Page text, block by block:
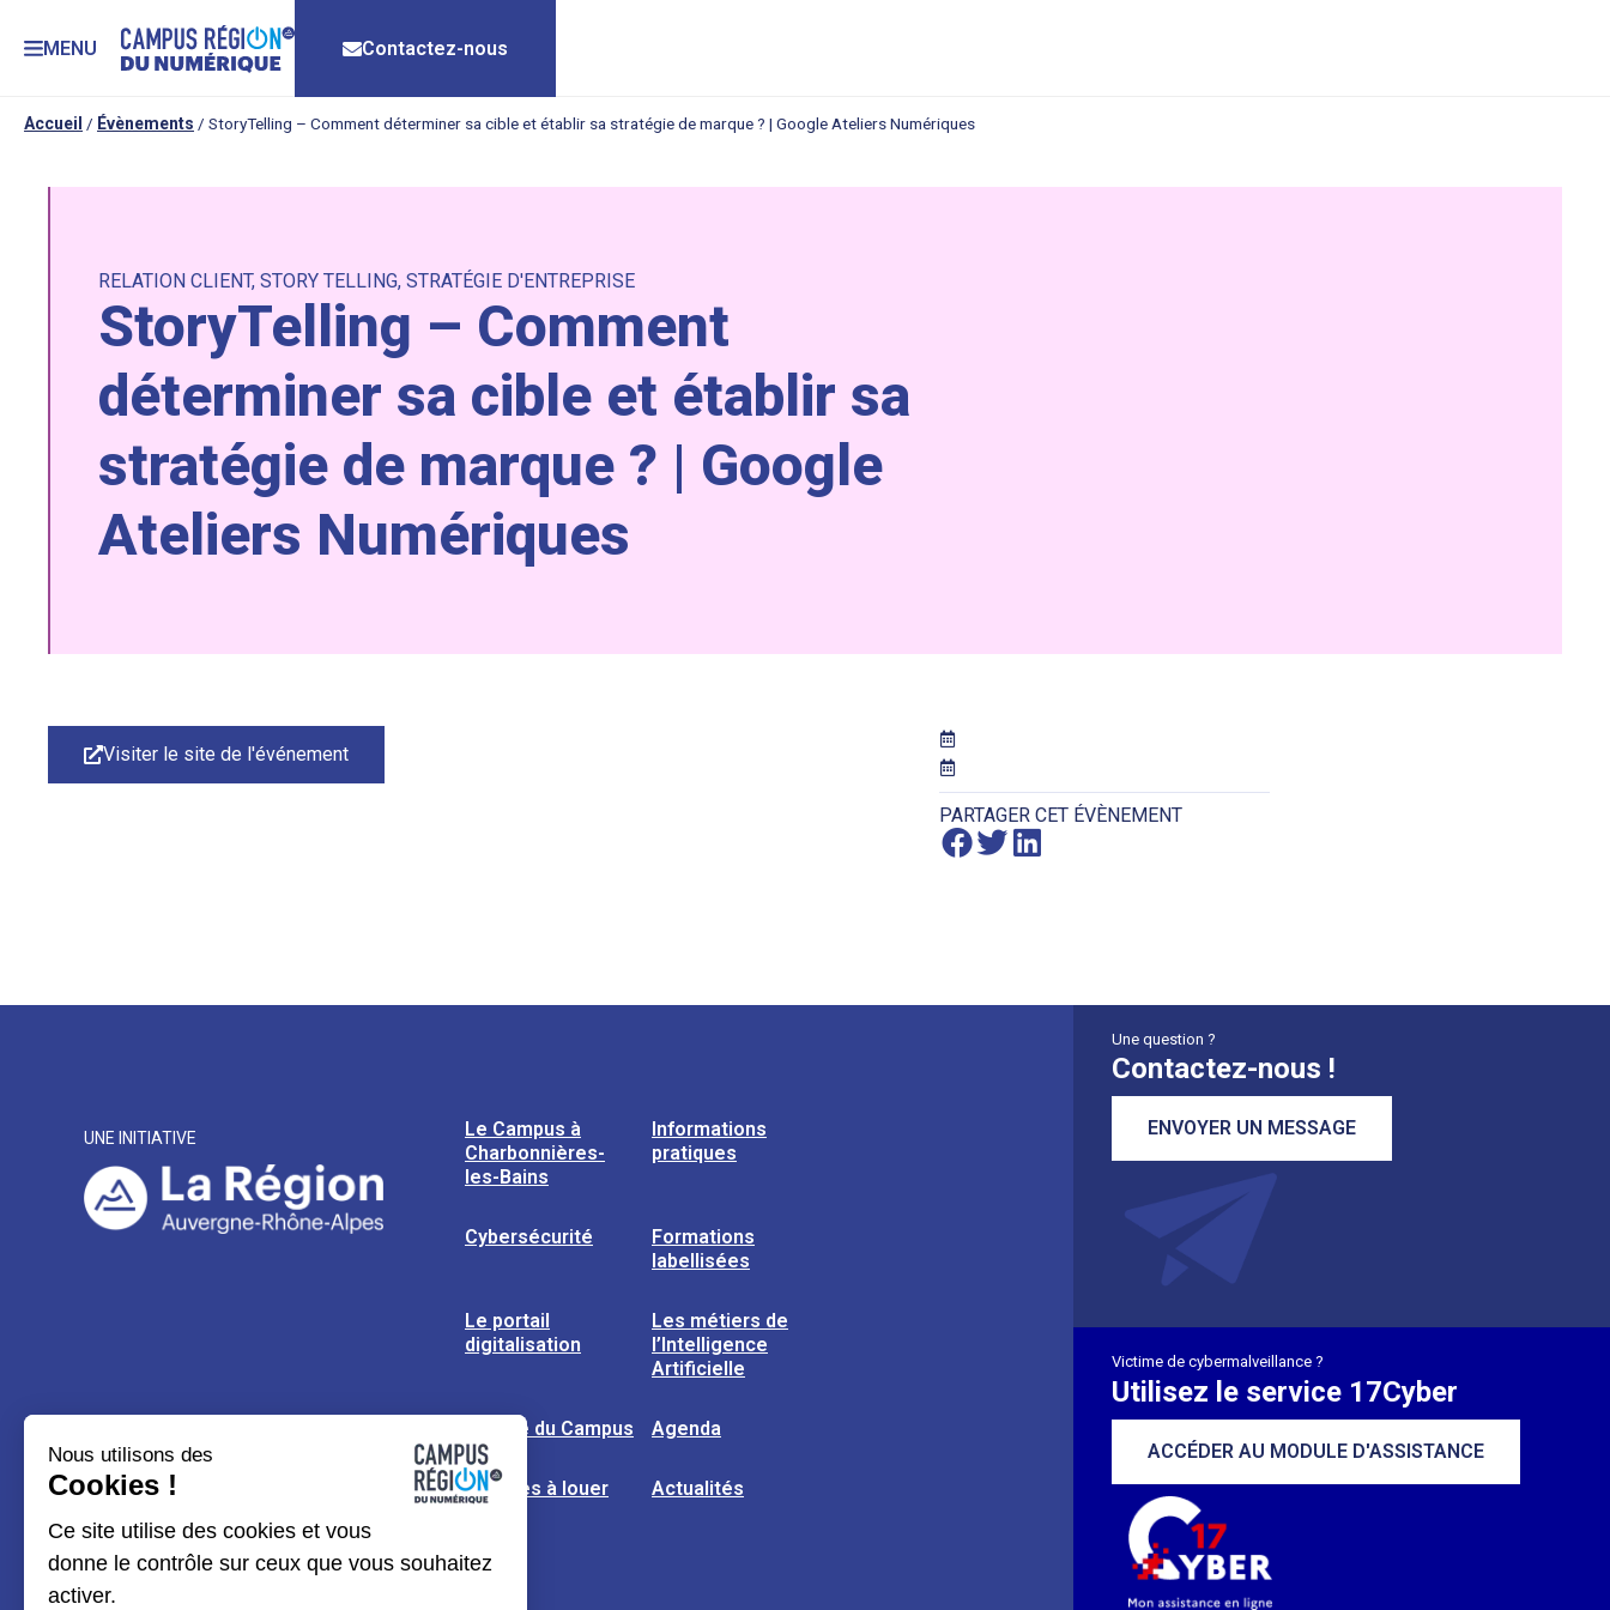
MENU Contactez-nous
Accueil / Évènements / StoryTelling – Comment déterminer sa cible et établir sa stratégie de marque ? | Google Ateliers Numériques
RELATION CLIENT, STORY TELLING, STRATÉGIE D'ENTREPRISE
StoryTelling – Comment
déterminer sa cible et établir sa
stratégie de marque ? | Google
Ateliers Numériques
Visiter le site de l'événement
PARTAGER CET ÉVÈNEMENT
UNE INITIATIVE
Le Campus à
Charbonnières-
les-Bains
Informations
pratiques
Cybersécurité
Formations
labellisées
Le portail
digitalisation
Les métiers de
l’Intelligence
Artificielle
L’usine du Campus Agenda
Espaces à louer Actualités
Une question ?
Contactez-nous !
ENVOYER UN MESSAGE
Victime de cybermalveillance ?
Utilisez le service 17Cyber
ACCÉDER AU MODULE D'ASSISTANCE
Nous utilisons des
Cookies !
Ce site utilise des cookies et vous
donne le contrôle sur ceux que vous souhaitez
activer.